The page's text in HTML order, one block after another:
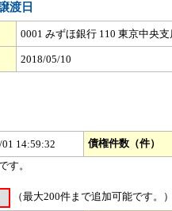
渡日
0001 みずほ銀行 110 東京中央
2018/05/10
14:59:32
債権件数（件）
す。
（最大200件まで追加可能です。